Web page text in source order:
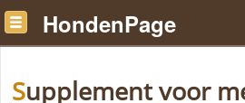
HondenPage
Supplement voor mensen aan de